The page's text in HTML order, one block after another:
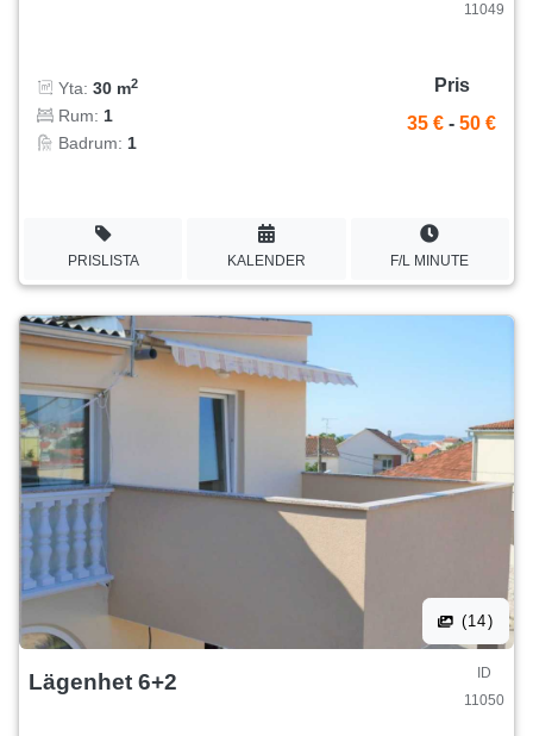
11049
Yta: 30 m2
Rum: 1
Badrum: 1
Pris
35 € - 50 €
PRISLISTA KALENDER F/L MINUTE
(14)
Lägenhet 6+2
ID
11050